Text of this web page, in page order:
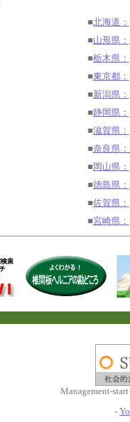
■北海道：
■山形県：
■栃木県：
■東京都：
■新潟県：
■静岡県：
■滋賀県：
■奈良県
■ 岡山県：
■徳島県：
■佐賀県：
■宮崎県：
Management-
-